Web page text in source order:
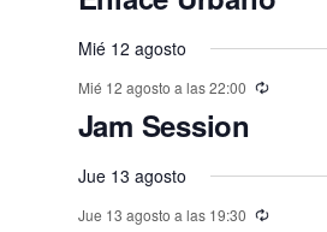
e
n
t
o
,
,
s
,
s
,
s
,
s
t
o
s
,
t
o
s
,
t
o
,
t
o
s
o
o
t
o
,
o
,
t
,
Mié 12 agosto
Mié 12 agosto a las 22:00
Jam Session
Jue 13 agosto
Jue 13 agosto a las 19:30